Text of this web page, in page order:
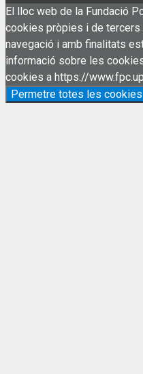
El lloc web de la Fundació
cookies pròpies i de
navegació i amb finalitats
informació sobre les
cookies a https://
Permetre totes les cookies